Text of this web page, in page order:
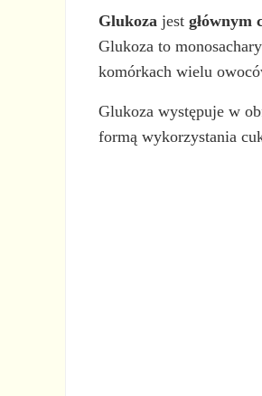
Glukoza jestgłównym
Glukoza to
komórkach wielu
Glukoza występuje w
formą wykorzystania